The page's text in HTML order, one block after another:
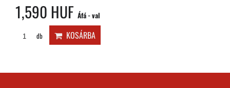
1,590 HUF Áfá - val
db KOSÁRBA